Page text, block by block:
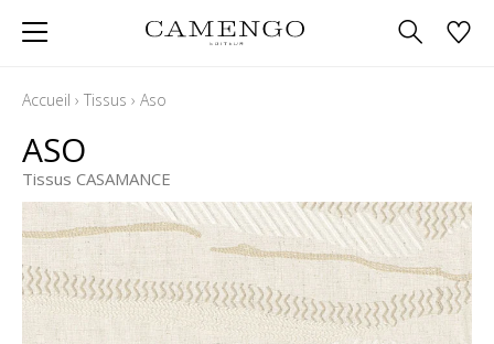
Accueil › Tissus › Aso
ASO
Tissus CASAMANCE